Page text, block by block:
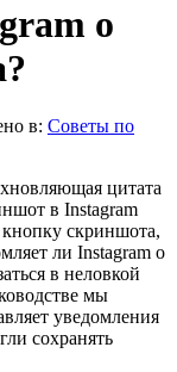
о
в: Советы по
цитата
в Instagram
скриншота,
ли Instagram о
в неловкой
мы
уведомления
сохранять